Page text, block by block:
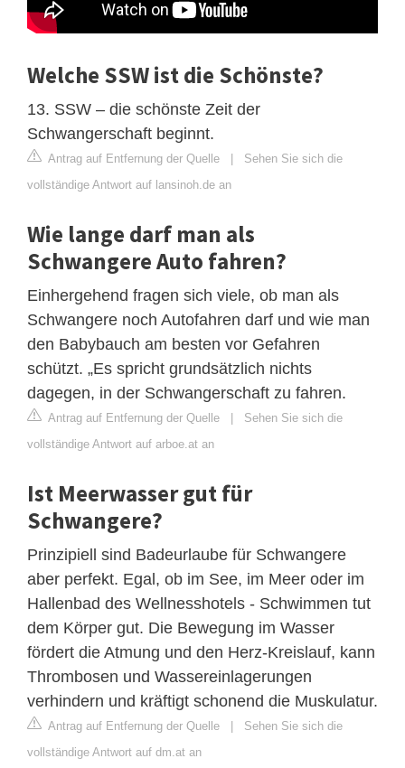
Welche SSW ist die Schönste?
13. SSW – die schönste Zeit der
Schwangerschaft beginnt.
Antrag auf Entfernung der Quelle | Sehen Sie sich die
vollständige Antwort auf lansinoh.de an
Wie lange darf man als
Schwangere Auto fahren?
Einhergehend fragen sich viele, ob man als
Schwangere noch Autofahren darf und wie man
den Babybauch am besten vor Gefahren
schützt. „Es spricht grundsätzlich nichts
dagegen, in der Schwangerschaft zu fahren.
Antrag auf Entfernung der Quelle | Sehen Sie sich die
vollständige Antwort auf arboe.at an
Ist Meerwasser gut für
Schwangere?
Prinzipiell sind Badeurlaube für Schwangere
aber perfekt. Egal, ob im See, im Meer oder im
Hallenbad des Wellnesshotels - Schwimmen tut
dem Körper gut. Die Bewegung im Wasser
fördert die Atmung und den Herz-Kreislauf, kann
Thrombosen und Wassereinlagerungen
verhindern und kräftigt schonend die Muskulatur.
Antrag auf Entfernung der Quelle | Sehen Sie sich die
vollständige Antwort auf dm.at an